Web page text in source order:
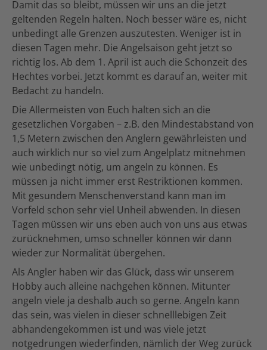
Damit das so bleibt, müssen wir uns an die jetzt
geltenden Regeln halten. Noch besser wäre es, nicht
unbedingt alle Grenzen auszutesten. Weniger ist in
diesen Tagen mehr. Die Angelsaison geht jetzt so
richtig los. Ab dem 1. April ist auch die Schonzeit des
Hechtes vorbei. Jetzt kommt es darauf an, weiter mit
Bedacht zu handeln.
Die Allermeisten von Euch halten sich an die
gesetzlichen Vorgaben – z.B. den Mindestabstand von
1,5 Metern zwischen den Anglern gewährleisten und
auch wirklich nur so viel zum Angelplatz mitnehmen
wie unbedingt nötig, um angeln zu können. Es
müssen ja nicht immer erst Restriktionen kommen.
Mit gesundem Menschenverstand kann man im
Vorfeld schon sehr viel Unheil abwenden. In diesen
Tagen müssen wir uns eben auch von uns aus etwas
zurücknehmen, umso schneller können wir dann
wieder zur Normalität übergehen.
Als Angler haben wir das Glück, dass wir unserem
Hobby auch alleine nachgehen können. Mitunter
angeln viele ja deshalb auch so gerne. Angeln kann
das sein, was vielen in dieser schnelllebigen Zeit
abhandengekommen ist und was viele jetzt
notgedrungen wiederfinden, nämlich der Weg zurück